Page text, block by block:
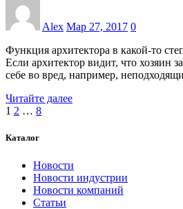
Alex Мар 27, 2017 0
Функция архитектора в какой-то
Если архитектор видит, что хозяин
себе во вред, например,
Читайте далее
Пагинация
записей
1 2 … 8
Каталог
Новости
Новости индустрии
Новости компаний
Статьи